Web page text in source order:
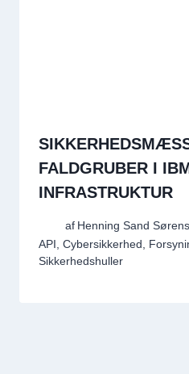
FALDGRUBER I
INFRASTRUKTUR
af Henning Sand
API
Cybersikkerhed
Sikkerhedshuller